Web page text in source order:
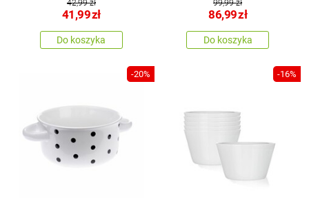
42,99 zł
41,99zł
Do koszyka
99,99 zł
86,99zł
Do koszyka
-20% -16%